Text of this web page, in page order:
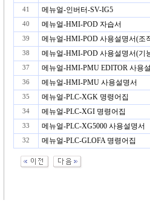
41 메뉴얼-인버터-SV-IG5
40 메뉴얼-HMI-POD 자습서
39 메뉴얼-HMI-POD 사용설명서(조
38 메뉴얼-HMI-POD 사용설명서(기
37 메뉴얼-HMI-PMU EDITOR 사용
36 메뉴얼-HMI-PMU 사용설명서
35 메뉴얼-PLC-XGK 명령어집
34 메뉴얼-PLC-XGI 명령어집
33 메뉴얼-PLC-XG5000 사용설명서
32 메뉴얼-PLC-GLOFA 명령어집